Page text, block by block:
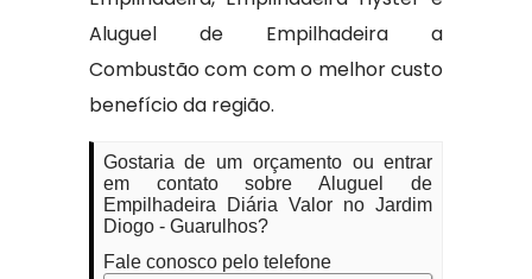
Aluguel de Empilhadeira a
Combustão com com o melhor custo
benefício da região.
Gostaria de um orçamento ou entrar
em contato sobre Aluguel de
Empilhadeira Diária Valor no Jardim
Diogo - Guarulhos?
Fale conosco pelo telefone